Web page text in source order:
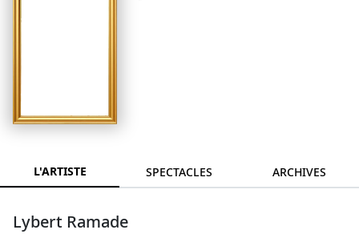
L'ARTISTE SPECTACLES ARCHIVES
Lybert Ramade